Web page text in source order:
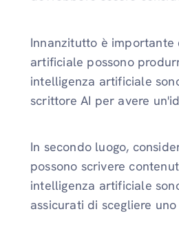
Innanzitutto è
artificiale possono
intelligenza artificiale
scrittore AI per avere
In secondo luogo,
possono scrivere
intelligenza artificiale
assicurati di scegliere